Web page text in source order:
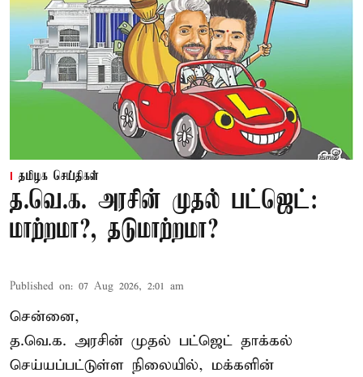
தமிழக செய்திகள்
த.வெ.க. அரசின் முதல் பட்ஜெட்:
மாற்றமா?, தடுமாற்றமா?
Published on: 07 Aug 2026, 2:01 am
சென்னை,
த.வெ.க. அரசின் முதல் பட்ஜெட் தாக்கல்
செய்யப்பட்டுள்ள நிலையில், மக்களின்